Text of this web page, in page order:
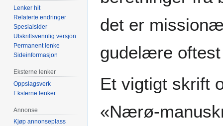
det er
gudelære
Et vigtigt skrift
«Nærø-
Lenker hit
Relaterte endringer
Spesialsider
Utskriftsvennlig versjon
Permanent lenke
Sideinformasjon
Eksterne lenker
Oppslagsverk
Eksterne lenker
Annonse
Kjøp annonseplass